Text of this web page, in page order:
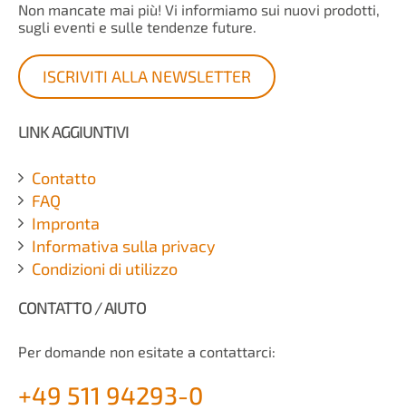
Non mancate mai più! Vi informiamo sui nuovi prodotti,
sugli eventi e sulle tendenze future.
ISCRIVITI ALLA NEWSLETTER
LINK AGGIUNTIVI
Contatto
FAQ
Impronta
Informativa sulla privacy
Condizioni di utilizzo
CONTATTO / AIUTO
Per domande non esitate a contattarci:
+49 511 94293-0